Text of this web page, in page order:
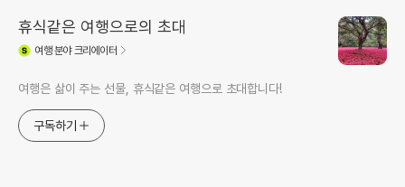
휴식같은 여행으로의 초대
여행분야 크리에이터
여행은 삶이 주는 선물, 휴식같은 여행으로 초대합니다!
구독하기